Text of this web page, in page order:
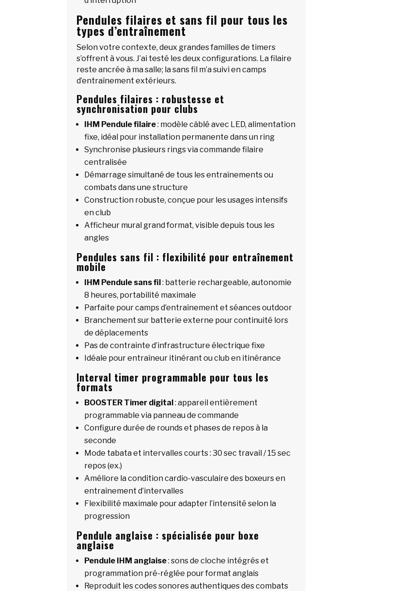
Pendules filaires et sans fil pour tous les
types d’entraînement
Selon votre contexte, deux grandes familles de timers
s’offrent à vous. J’ai testé les deux configurations. La filaire
reste ancrée à ma salle; la sans fil m’a suivi en camps
d’entraînement extérieurs.
Pendules filaires : robustesse et
synchronisation pour clubs
IHM Pendule filaire: modèle câblé avec LED, alimentation
fixe, idéal pour installation permanente dans un ring
Synchronise plusieurs rings via commande filaire
centralisée
Démarrage simultané de tous les entraînements ou
combats dans une structure
Construction robuste, conçue pour les usages intensifs
en club
Afficheur mural grand format, visible depuis tous les
angles
Pendules sans fil : flexibilité pour entraînement
mobile
IHM Pendule sans fil: batterie rechargeable, autonomie
8 heures, portabilité maximale
Parfaite pour camps d’entraînement et séances outdoor
Branchement sur batterie externe pour continuité lors
de déplacements
Pas de contrainte d’infrastructure électrique fixe
Idéale pour entraîneur itinérant ou club en itinérance
Interval timer programmable pour tous les
formats
BOOSTER Timer digital: appareil entièrement
programmable via panneau de commande
Configure durée de rounds et phases de repos à la
seconde
Mode tabata et intervalles courts : 30 sec travail / 15 sec
repos (ex.)
Améliore la condition cardio-vasculaire des boxeurs en
entraînement d’intervalles
Flexibilité maximale pour adapter l’intensité selon la
progression
Pendule anglaise : spécialisée pour boxe
anglaise
Pendule IHM anglaise: sons de cloche intégrés et
programmation pré-réglée pour format anglais
Reproduit les codes sonores authentiques des combats